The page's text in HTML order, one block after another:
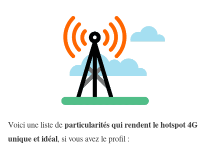
Voici une liste departicularités qui rendent le hotspot 4G
unique et idéal, si vous avez le profil :